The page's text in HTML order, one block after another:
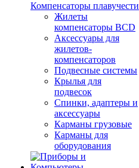
Компенсаторы плавучести
Жилеты
компенсаторы BCD
Аксессуары для
жилетов-
компенсаторов
Подвесные системы
Крылья для
подвесок
Спинки, адаптеры и
аксессуары
Карманы грузовые
Карманы для
оборудования